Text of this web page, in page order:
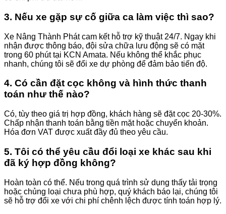
3. Nếu xe gặp sự cố giữa ca làm việc thì sao?
Xe Nâng Thành Phát cam kết hỗ trợ kỹ thuật 24/7. Ngay khi
nhận được thông báo, đội sửa chữa lưu động sẽ có mặt
trong 60 phút tại KCN Amata. Nếu không thể khắc phục
nhanh, chúng tôi sẽ đổi xe dự phòng để đảm bảo tiến độ.
4. Có cần đặt cọc không và hình thức thanh
toán như thế nào?
Có, tùy theo giá trị hợp đồng, khách hàng sẽ đặt cọc 20-30%.
Chấp nhận thanh toán bằng tiền mặt hoặc chuyển khoản.
Hóa đơn VAT được xuất đầy đủ theo yêu cầu.
5. Tôi có thể yêu cầu đổi loại xe khác sau khi
đã ký hợp đồng không?
Hoàn toàn có thể. Nếu trong quá trình sử dụng thấy tải trọng
hoặc chủng loại chưa phù hợp, quý khách báo lại, chúng tôi
sẽ hỗ trợ đổi xe với chi phí chênh lệch được tính toán hợp lý.